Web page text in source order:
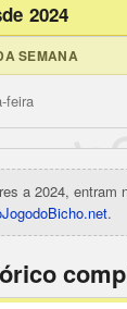
2024
SEMANA
feira
a 2024,
.